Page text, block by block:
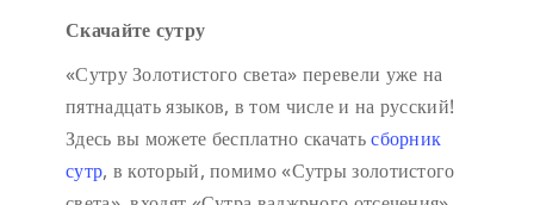
Скачайте сутру
«Сутру Золотистого света» перевели уже на
пятнадцать языков, в том числе и на русский!
Здесь вы можете бесплатно скачатьсборник
сутр, в который, помимо «Сутры золотистого